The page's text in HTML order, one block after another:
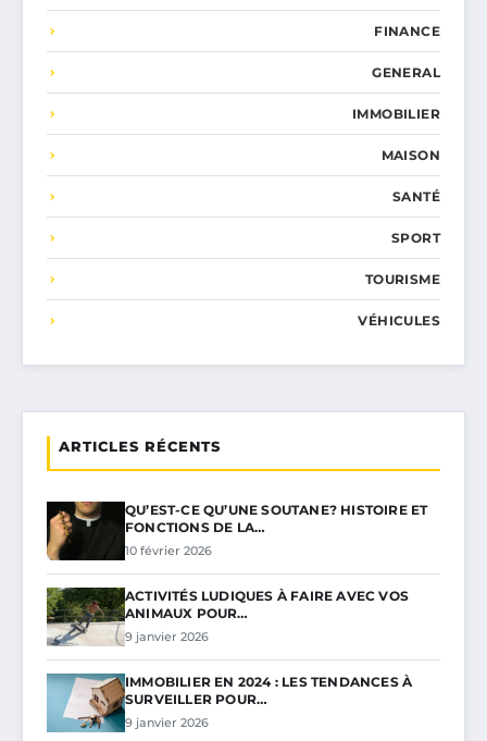
FINANCE
GENERAL
IMMOBILIER
MAISON
SANTÉ
SPORT
TOURISME
VÉHICULES
ARTICLES RÉCENTS
QU’EST-CE QU’UNE SOUTANE? HISTOIRE ET
FONCTIONS DE LA…
10 février 2026
ACTIVITÉS LUDIQUES À FAIRE AVEC VOS
ANIMAUX POUR…
9 janvier 2026
IMMOBILIER EN 2024 : LES TENDANCES À
SURVEILLER POUR…
9 janvier 2026